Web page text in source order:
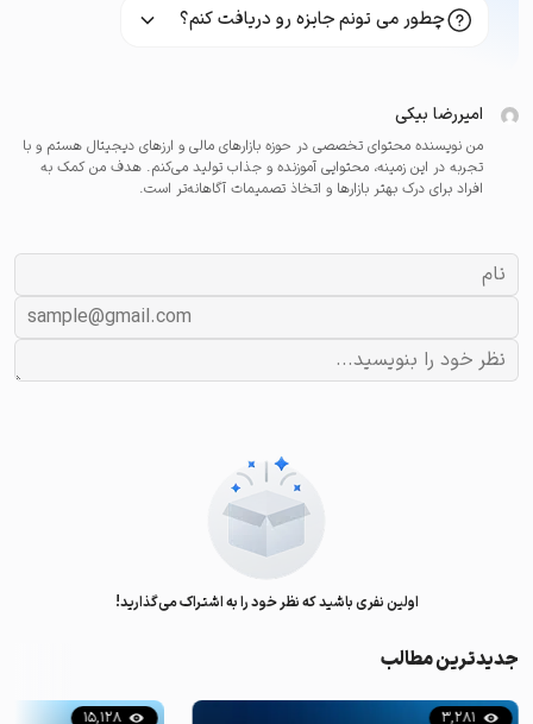
چطور می تونم جایزه رو دریافت کنم؟
امیررضا بیکی
من نویسنده محتوای تخصصی در حوزه بازارهای مالی و ارزهای دیجیتال هستم و با
تجربه در این زمینه، محتوایی آموزنده و جذاب تولید می‌کنم. هدف من کمک به
افراد برای درک بهتر بازارها و اتخاذ تصمیمات آگاهانه‌تر است.
اولین نفری باشید که نظر خود را به اشتراک می‌گذارید!
جدیدترین مطالب
3,281
15,128